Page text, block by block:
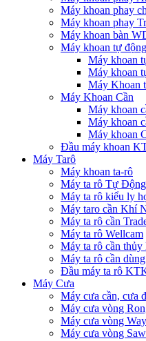
Máy khoan phay
Máy khoan phay
Máy khoan bàn
Máy khoan tự động
Máy khoan
Máy khoan
Máy Khoan
Máy Khoan Cần
Máy khoan
Máy khoan
Máy khoan
Đầu máy khoan
Máy Tarô
Máy khoan ta-rô
Máy ta rô Tự Động
Máy ta rô kiểu ly
Máy taro cần Khí
Máy ta rô cần
Máy ta rô Wellcam
Máy ta rô cần thủy
Máy ta rô cần
Đầu máy ta rô
Máy Cưa
Máy cưa cần, cưa
Máy cưa vòng
Máy cưa vòng
Máy cưa vòng